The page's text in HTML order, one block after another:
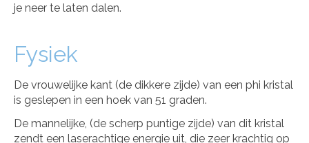
je neer te laten dalen.
Fysiek
De vrouwelijke kant (de dikkere zijde) van een phi kristal
is geslepen in een hoek van 51 graden.
De mannelijke, (de scherp puntige zijde) van dit kristal
zendt een laserachtige energie uit, die zeer krachtig op